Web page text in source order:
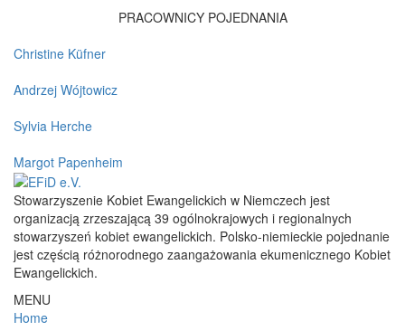
PRACOWNICY POJEDNANIA
Christine Küfner
Andrzej Wójtowicz
Sylvia Herche
Margot Papenheim
Stowarzyszenie Kobiet Ewangelickich w Niemczech jest
organizacją zrzeszającą 39 ogólnokrajowych i regionalnych
stowarzyszeń kobiet ewangelickich. Polsko-niemieckie pojednanie
jest częścią różnorodnego zaangażowania ekumenicznego Kobiet
Ewangelickich.
MENU
Home